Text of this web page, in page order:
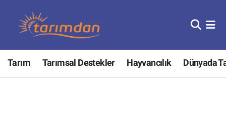
Tarım Tarımsal Destekler Hayvancılık Dünyada
Tarım
Hayvancılık
Nöbetçi Eczaneler
Hava Durumu